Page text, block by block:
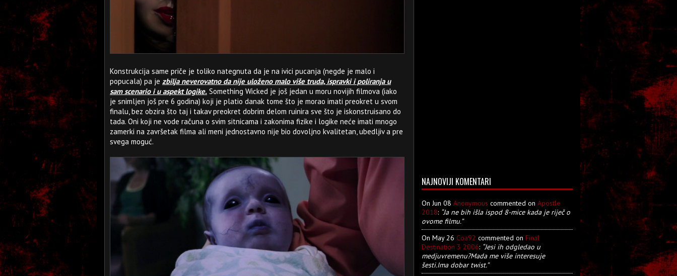
Konstrukcija same priče je toliko nategnuta da je na ivici pucanja (negde je malo i
popucala) pa je zbilja neverovatno da nije uloženo malo više truda, ispravki i poliranja u
sam scenario i u aspekt logike. Something Wicked je još jedan u moru novijih filmova (iako
je snimljen još pre 6 godina) koji je platio danak tome što je morao imati preokret u svom
finalu, bez obzira što taj i takav preokret dobrim delom ruinira sve što je iskonstruisano do
tada. Oni koji ne vode računa o svim sitnicama i zakonima fizike i logike neće imati mnogo
zamerki na završetak filma ali meni jednostavno nije bio dovoljno kvalitetan, ubedljiv a pre
svega moguć.
NAJNOVIJI KOMENTARI
On Jun 08 Anonymous commented on Apostle
2018: “Ja ne bih išla ispod 8-mice kada je riječ o
ovome filmu.”
On May 26 Coa92 commented on Final
Destination 3 2006: “Jesi ih odgledao u
medjuvremenu?Mada me više interesuje
šesti.Ima dobar twist.”